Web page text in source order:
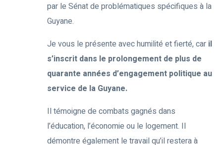
par le Sénat de problématiques spécifiques à la
Guyane.
Je vous le présente avec humilité et fierté, car il
s’inscrit dans le prolongement de plus de
quarante années d’engagement politique au
service de la Guyane.
Il témoigne de combats gagnés dans
l’éducation, l’économie ou le logement. Il
démontre également le travail qu’il restera à